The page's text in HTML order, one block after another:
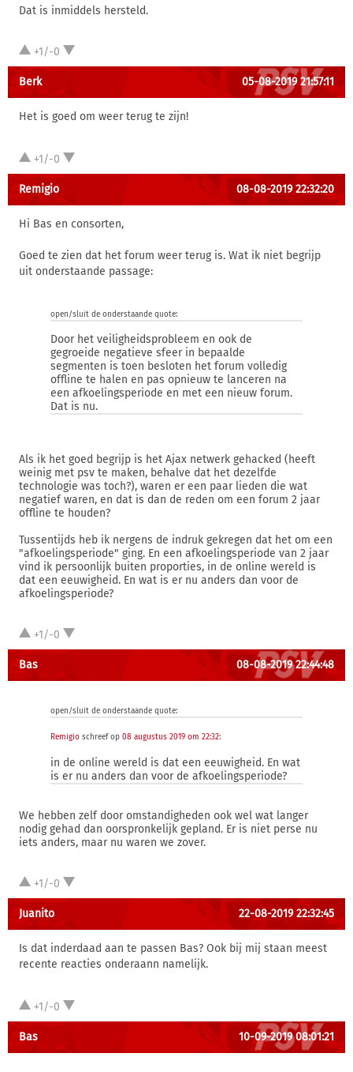
Dat is inmiddels hersteld.
+1/-0
Berk 05-08-2019 21:57:11
Het is goed om weer terug te zijn!
+1/-0
Remigio 08-08-2019 22:32:20
Hi Bas en consorten,
Goed te zien dat het forum weer terug is. Wat ik niet begrijp
uit onderstaande passage:
open/sluit de onderstaande quote:
Door het veiligheidsprobleem en ook de
gegroeide negatieve sfeer in bepaalde
segmenten is toen besloten het forum volledig
offline te halen en pas opnieuw te lanceren na
een afkoelingsperiode en met een nieuw forum.
Dat is nu.
Als ik het goed begrijp is het Ajax netwerk gehacked (heeft
weinig met psv te maken, behalve dat het dezelfde
technologie was toch?), waren er een paar lieden die wat
negatief waren, en dat is dan de reden om een forum 2 jaar
offline te houden?
Tussentijds heb ik nergens de indruk gekregen dat het om een
"afkoelingsperiode" ging. En een afkoelingsperiode van 2 jaar
vind ik persoonlijk buiten proporties, in de online wereld is
dat een eeuwigheid. En wat is er nu anders dan voor de
afkoelingsperiode?
+1/-0
Bas 08-08-2019 22:44:48
open/sluit de onderstaande quote:
Remigio schreef op 08 augustus 2019 om 22:32:
in de online wereld is dat een eeuwigheid. En wat
is er nu anders dan voor de afkoelingsperiode?
We hebben zelf door omstandigheden ook wel wat langer
nodig gehad dan oorspronkelijk gepland. Er is niet perse nu
iets anders, maar nu waren we zover.
+1/-0
Juanito 22-08-2019 22:32:45
Is dat inderdaad aan te passen Bas? Ook bij mij staan meest
recente reacties onderaann namelijk.
+1/-0
Bas 10-09-2019 08:01:21